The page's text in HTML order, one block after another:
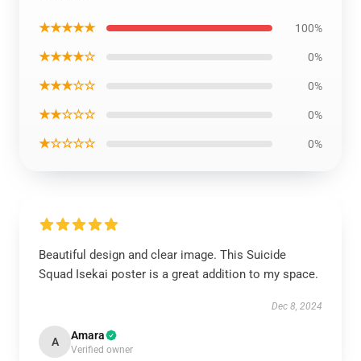
★★★★★ 100%
★★★★☆ 0%
★★★☆☆ 0%
★★☆☆☆ 0%
★☆☆☆☆ 0%
Beautiful design and clear image. This Suicide
Squad Isekai poster is a great addition to my space.
Dec 8, 2024
A Amara
Verified owner